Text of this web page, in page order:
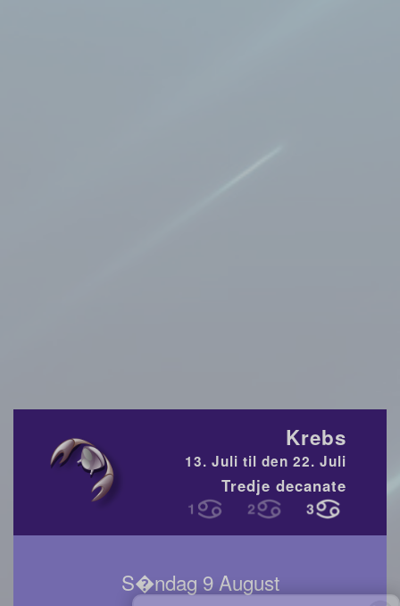
Krebs
13. Juli til den 22. Juli
Tredje decanate
S�ndag 9 August